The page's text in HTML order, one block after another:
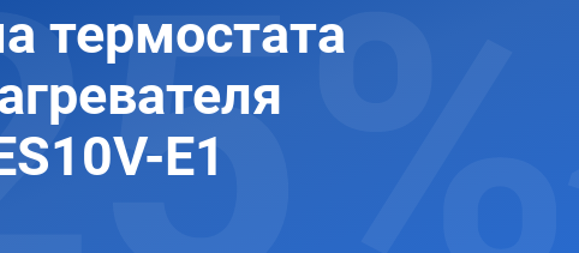
термостата
E1